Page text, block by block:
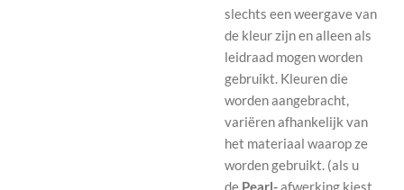
slechts een weergave van
de kleur zijn en alleen als
leidraad mogen worden
gebruikt. Kleuren die
worden aangebracht,
variëren afhankelijk van
het materiaal waarop ze
worden gebruikt. (als u
de Pearl-afwerking kiest,